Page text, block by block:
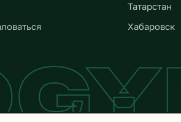
Татарстан
Хабаровск